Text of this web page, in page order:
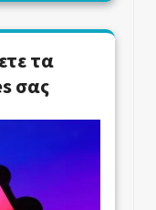
τα
σας